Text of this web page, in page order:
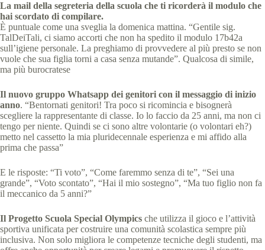
La mail della segreteria della scuola che ti ricorderà il modulo che
hai scordato di compilare.
È puntuale come una sveglia la domenica mattina. “Gentile sig.
TalDeiTali, ci siamo accorti che non ha spedito il modulo 17b42a
sull’igiene personale. La preghiamo di provvedere al più presto se non
vuole che sua figlia torni a casa senza mutande”. Qualcosa di simile,
ma più burocratese
Il nuovo gruppo Whatsapp dei genitori con il messaggio di inizio
anno. “Bentornati genitori! Tra poco si ricomincia e bisognerà
scegliere la rappresentante di classe. Io lo faccio da 25 anni, ma non ci
tengo per niente. Quindi se ci sono altre volontarie (o volontari eh?)
metto nel cassetto la mia pluridecennale esperienza e mi affido alla
prima che passa”
E le risposte: “Ti voto”, “Come faremmo senza di te”, “Sei una
grande”, “Voto scontato”, “Hai il mio sostegno”, “Ma tuo figlio non fa
il meccanico da 5 anni?”
Il Progetto Scuola Special Olympics che utilizza il gioco e l’attività
sportiva unificata per costruire una comunità scolastica sempre più
inclusiva. Non solo migliora le competenze tecniche degli studenti, ma